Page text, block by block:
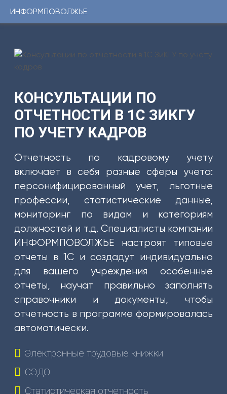
ИНФОРМПОВОЛЖЬЕ
номер
37331-
0251
от
24.01.2014г.
Youtube-
Telegram-
канал
КОНТАКТЫ
8
(831)
274-
80-
80
gov-
ip@mail.ru
603003
Новгород,
ул.
Услуги
Программы
Уникальные
решения
ИНФОРМПОВОЛЖЬЕ
КОНСУЛЬТАЦИИ ПО
ОТЧЕТНОСТИ В 1С ЗИКГУ
ПО УЧЕТУ КАДРОВ
Отчетность по кадровому учету
включает в себя разные сферы учета:
персонифицированный учет, льготные
профессии, статистические данные,
мониторинг по видам и категориям
должностей и т.д. Специалисты компании
ИНФОРМПОВОЛЖЬЕ настроят типовые
отчеты в 1С и создадут индивидуально
для вашего учреждения особенные
отчеты, научат правильно заполнять
справочники и документы, чтобы
отчетность в программе формировалась
автоматически.
Электронные трудовые книжки
СЭДО
Статистическая отчетность